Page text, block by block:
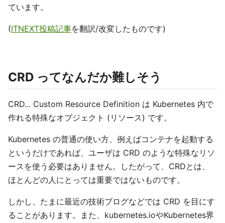
ています。
(ITNEXT投稿記事を翻訳/改変したものです)
CRD ってなんだか難しそう
CRD... Custom Resource Definition は Kubernetes 内で
作れる特殊なオブジェクト (リソース) です。
Kubernetes の普通の使い方、例えばコンテナを起動する
というだけであれば、ユーザは CRD のような特殊なリソ
ースを使う必要はありません。したがって、CRDとは、
ほとんどの人にとっては重要ではないものです。
しかし、たまに最近の技術ブログなどでは CRD を目にす
ることがあります。また、kubernetes.ioやKubernetes界